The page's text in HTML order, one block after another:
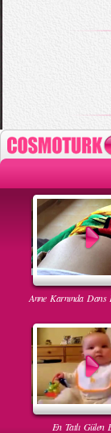
Anne Karnında Dans
En Tatlı Gülen